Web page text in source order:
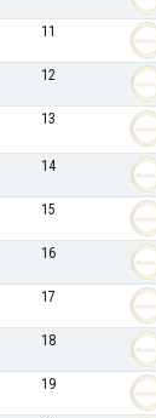
11
12
13
14
15
16
17
18
19